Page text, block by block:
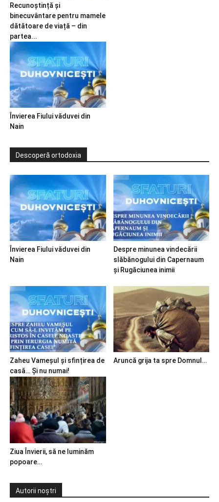
Recunoștință și
binecuvântare pentru mamele
dătătoare de viață – din
partea...
Învierea Fiului văduvei din
Nain
Descoperă ortodoxia
Învierea Fiului văduvei din
Nain
Despre minunea vindecării
slăbănogului din Capernaum
și Rugăciunea inimii
Zaheu Vameșul și sfințirea de
casă… Și nu numai!
Aruncă grija ta spre Domnul…
Ziua Învierii, să ne luminăm
popoare…
Autorii noștri